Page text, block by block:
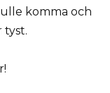
komma och
tyst.